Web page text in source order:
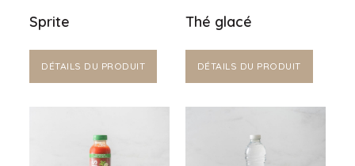
Sprite
DÉTAILS DU PRODUIT
Thé glacé
DÉTAILS DU PRODUIT